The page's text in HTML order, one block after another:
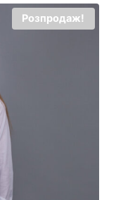
Розпродаж!